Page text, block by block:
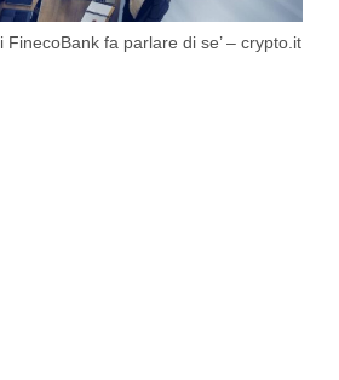
fa parlare di se’ – crypto.it